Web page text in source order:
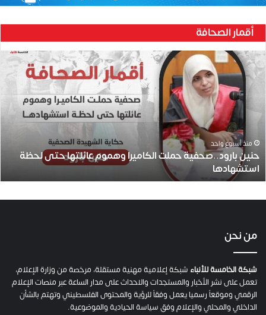
أقمار الصحافة
حنين
بارود..صحفية
حملت
وهموم
عائلتها
حتى
لحظة
استشهادها
منذ أسبوع واحد
حنين بارود..صحفية حملت الكاميرا وهموم عائلتها حتى لحظة
استشهادها
من نحن
شبكة الخامسة للأنباء شبكة إعلامية مهنية مستقلة، مرخصة من وزارة الإعلام،
تعمل على نشر الأخبار والمستجدات والاحداث على مدار الساعة عبر منصات الإعلام
الرقمي وموقعاً رسميا يعمل وفقاً للرؤية والمحتوى الفلسطيني وتهتم بالشأن
الداخلي والمحلي والإعلام وفق سياسة الحيادية والموضوعية.